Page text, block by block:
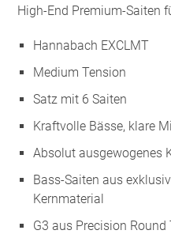
High-End Premium-Saiten
Hannabach EXCLMT
Medium Tension
Satz mit 6 Saiten
Kraftvolle Bässe, klare
Absolut ausgewogenes
Bass-Saiten aus
Kernmaterial
G3 aus Precision Round